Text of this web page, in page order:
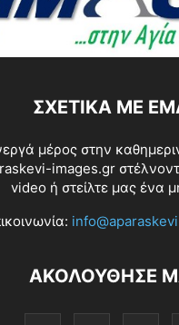
ΣΧΕΤΙΚΆ ΜΕ
μέρος στην
images.gr
video ή στείλτε μας ένα
ΑΚΟΛΟΥΘΗΣΕ